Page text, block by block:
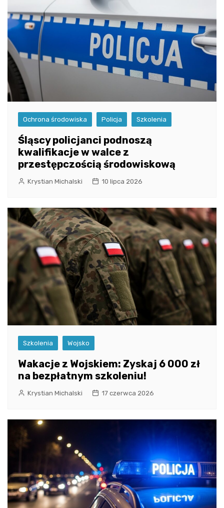
Ochrona środowiska Policja Szkolenia
Śląscy policjanci podnoszą
kwalifikacje w walce z
przestępczością środowiskową
Krystian Michalski 10 lipca 2026
Szkolenia Wojsko
Wakacje z Wojskiem: Zyskaj 6 000 zł
na bezpłatnym szkoleniu!
Krystian Michalski 17 czerwca 2026